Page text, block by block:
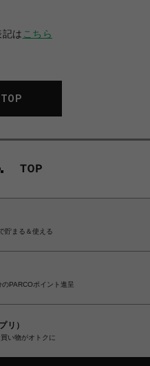
は こちら
貯まる＆使える
PARCOポイント進呈
リ）
い物がオトクに